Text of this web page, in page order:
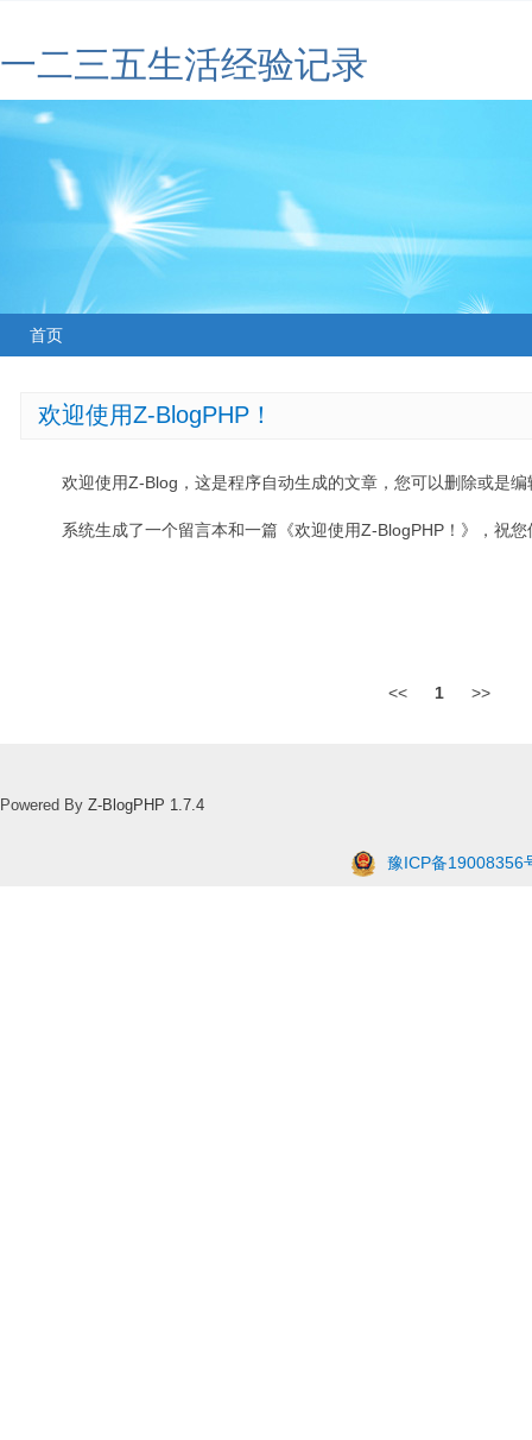
一二三五生活经验记录
首页
欢迎使用Z-BlogPHP！
欢迎使用Z-Blog，这是程序自动生成的文章，您可以删除或是编
系统生成了一个留言本和一篇《欢迎使用Z-BlogPHP！》，祝
<< 1 >>
Powered By Z-BlogPHP 1.7.4
豫ICP备19008356